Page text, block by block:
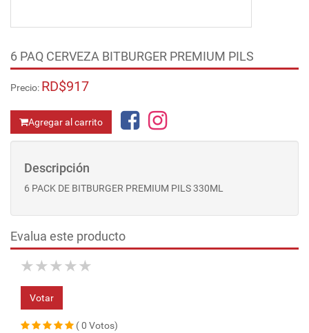
6 PAQ CERVEZA BITBURGER PREMIUM PILS
Precio: RD$917
Agregar al carrito
Descripción
6 PACK DE BITBURGER PREMIUM PILS 330ML
Evalua este producto
★
★
★
★
★
Votar
( 0 Votos)